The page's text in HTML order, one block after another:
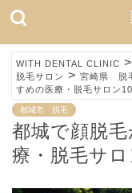
WITH DENTAL CLINIC >
脱毛サロン > 宮崎県 脱
すめの医療・脱毛サロン10
都城市 脱毛
都城で顔脱
療・脱毛サロ